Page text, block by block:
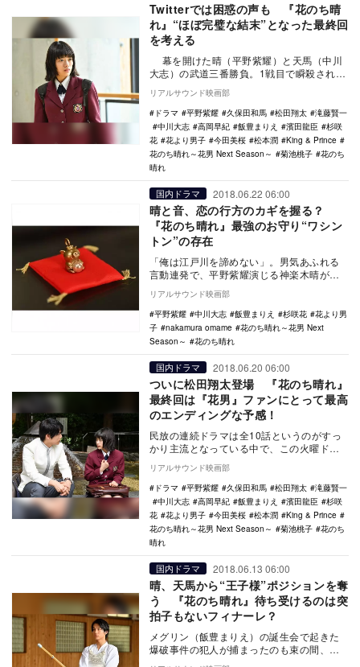
Twitterでは困惑の声も 『花のち晴
れ』“ほぼ完璧な結末”となった最終回
を考える
幕を開けた晴（平野紫耀）と天馬（中川
大志）の武道三番勝負。1戦目で瞬殺された
晴は右手を負傷するのだが、それでも持ち
前の負けん…
リアルサウンド映画部
ドラマ
平野紫耀 久保田和馬 松田翔太
滝藤賢一
中川大志
高岡早紀 飯豊まりえ 濱田龍臣
杉咲
花
花より男子 今田美桜 松本潤
King & Prince
花のち晴れ～花男 Next Season～
菊池桃子
花のち
晴れ
国内ドラマ 2018.06.22 06:00
晴と音、恋の行方のカギを握る？
『花のち晴れ』最強のお守り“ワシン
トン”の存在
「俺は江戸川を諦めない」。男気あふれる
言動連発で、平野紫耀演じる神楽木晴が世
の女性陣を完全に陥落させた『花のち晴れ
～花男 Nex…
リアルサウンド映画部
平野紫耀
中川大志 飯豊まりえ 杉咲花
花より男
子
nakamura omame
花のち晴れ～花男 Next
Season～
花のち晴れ
国内ドラマ 2018.06.20 06:00
ついに松田翔太登場 『花のち晴れ』
最終回は『花男』ファンにとって最高
のエンディングな予感！
民放の連続ドラマは全10話というのがすっ
かり主流となっている中で、この火曜ドラ
マ『花のち晴れ～花男 Next Season～』
（…
リアルサウンド映画部
ドラマ
平野紫耀 久保田和馬 松田翔太
滝藤賢一
中川大志
高岡早紀 飯豊まりえ 濱田龍臣
杉咲
花
花より男子 今田美桜 松本潤
King & Prince
花のち晴れ～花男 Next Season～
菊池桃子
花のち
晴れ
国内ドラマ 2018.06.13 06:00
晴、天馬から“王子様”ポジションを奪
う 『花のち晴れ』待ち受けるのは突
拍子もないフィナーレ？
メグリン（飯豊まりえ）の誕生会で起きた
爆破事件の犯人が捕まったのも束の間、音
（杉咲花）が夜道で何者かに催涙スプレー